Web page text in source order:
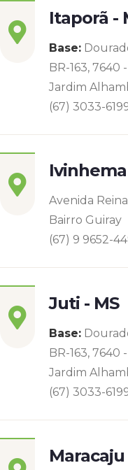
Itaporã -
Base:
BR-163, 7640
Jardim
(67) 3033-
Ivinhema
Avenida
Bairro Guiray
(67) 9 9652-
Juti - MS
Base:
BR-163, 7640
Jardim
(67) 3033-
Maracaju